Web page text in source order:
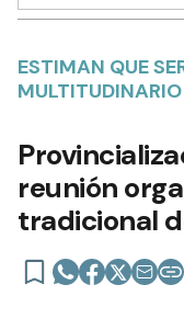
ESTIMAN QUE
reunión
tradicional